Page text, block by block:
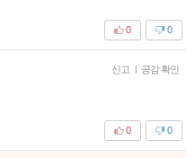
0
0
신고 | 공감 확인
0
0